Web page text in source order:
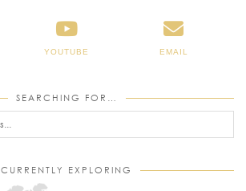
YOUTUBE EMAIL
SEARCHING FOR…
CURRENTLY EXPLORING